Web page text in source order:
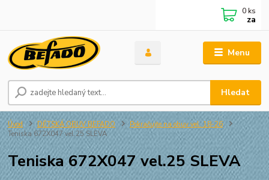
Menu
Hledat
0 ks
za
Úvod DĚTSKÁ OBUV BEFADO
Pokračujte na obuv vel. 18-26
Teniska 672X047 vel.25 SLEVA
Teniska 672X047 vel.25 SLEVA